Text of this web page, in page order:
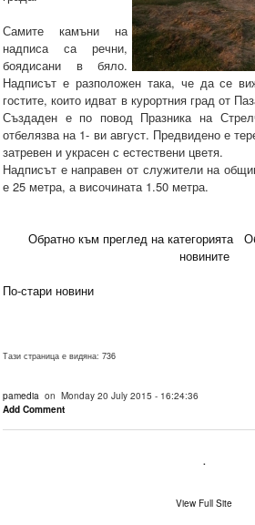
Самите камъни на
надписа са речни,
боядисани в бяло.
Надписът е разположен така, че да се
гостите, които идват в курортния град от
Създаден е по повод Празника на
отбелязва на 1- ви август. Предвидено е
затревен и украсен с естествени цветя.
Надписът е направен от служители на
е 25 метра, а височината 1.50 метра.
Обратно към преглед на категорията
новините
По-стари новини
Тази страница е видяна: 736
pamedia on Monday 20 July 2015 - 16:24:36
Add Comment
.
View Full Site